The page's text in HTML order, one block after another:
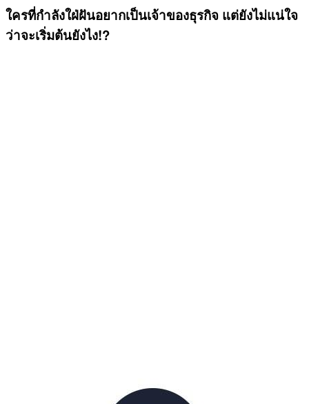
ใครที่กำลังใฝ่ฝันอยากเป็นเจ้าของธุรกิจ แต่ยังไม่แน่ใจ
ว่าจะเริ่มต้นยังไง!?